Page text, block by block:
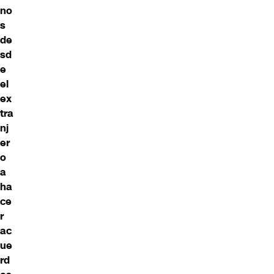
no
s
de
sd
e
el
ex
tra
nj
er
o
a
ha
ce
r
ac
ue
rd